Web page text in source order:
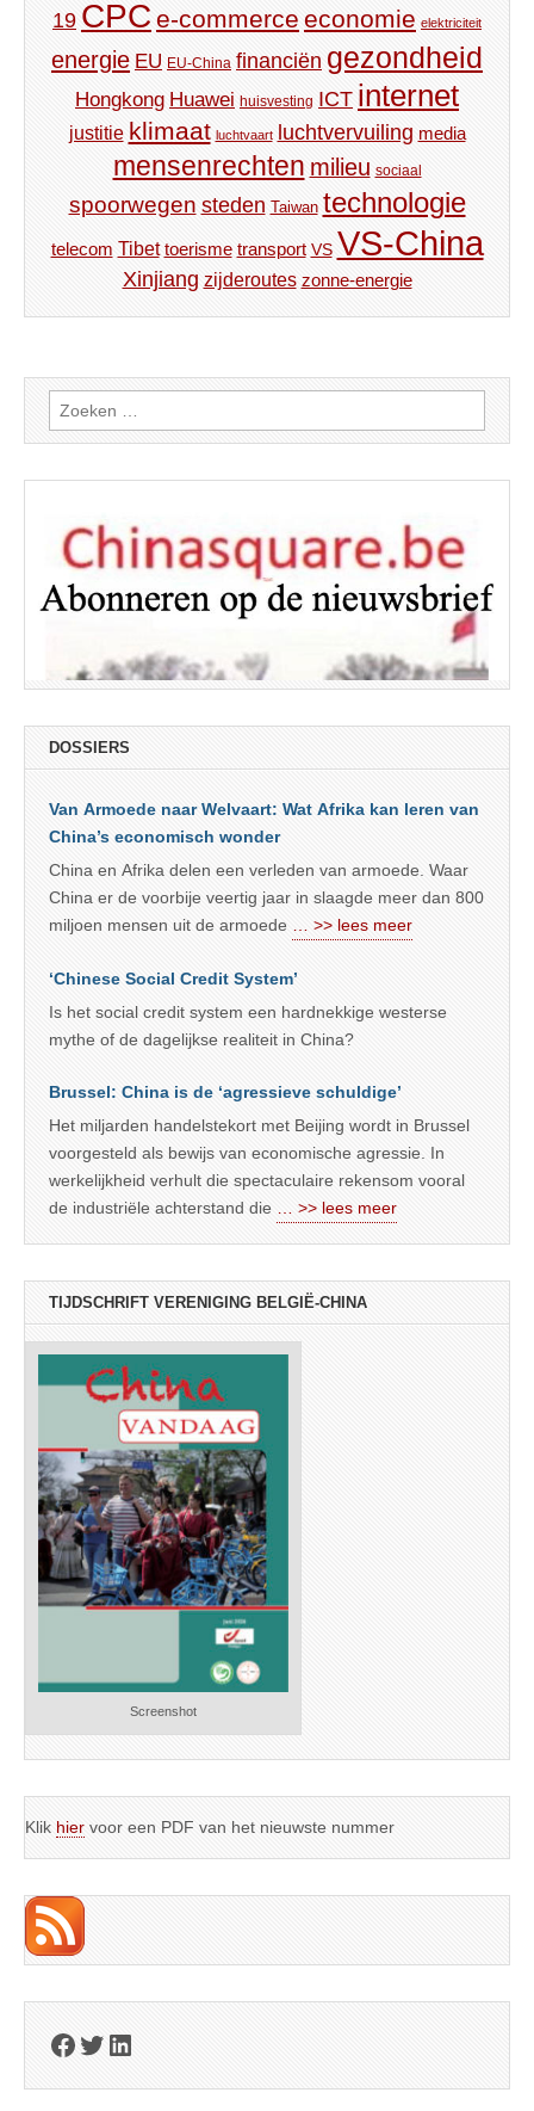
19 CPC e-commerce economie elektriciteit
energie EU EU-China financiën gezondheid
Hongkong Huawei huisvesting ICT internet
justitie klimaat luchtvaart luchtvervuiling media
mensenrechten milieu sociaal
spoorwegen steden Taiwan technologie
telecom Tibet toerisme transport VS VS-China
Xinjiang zijderoutes zonne-energie
Zoeken
naar:
DOSSIERS
Van Armoede naar Welvaart: Wat Afrika kan leren van
China’s economisch wonder
China en Afrika delen een verleden van armoede. Waar
China er de voorbije veertig jaar in slaagde meer dan 800
miljoen mensen uit de armoede … >> lees meer
‘Chinese Social Credit System’
Is het social credit system een hardnekkige westerse
mythe of de dagelijkse realiteit in China?
Brussel: China is de ‘agressieve schuldige’
Het miljarden handelstekort met Beijing wordt in Brussel
voorgesteld als bewijs van economische agressie. In
werkelijkheid verhult die spectaculaire rekensom vooral
de industriële achterstand die … >> lees meer
TIJDSCHRIFT VERENIGING BELGIË-CHINA
Screenshot
Klik hier voor een PDF van het nieuwste nummer
Facebook
Twitter
LinkedIn